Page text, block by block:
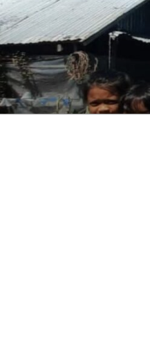
Przejdź
do
treści